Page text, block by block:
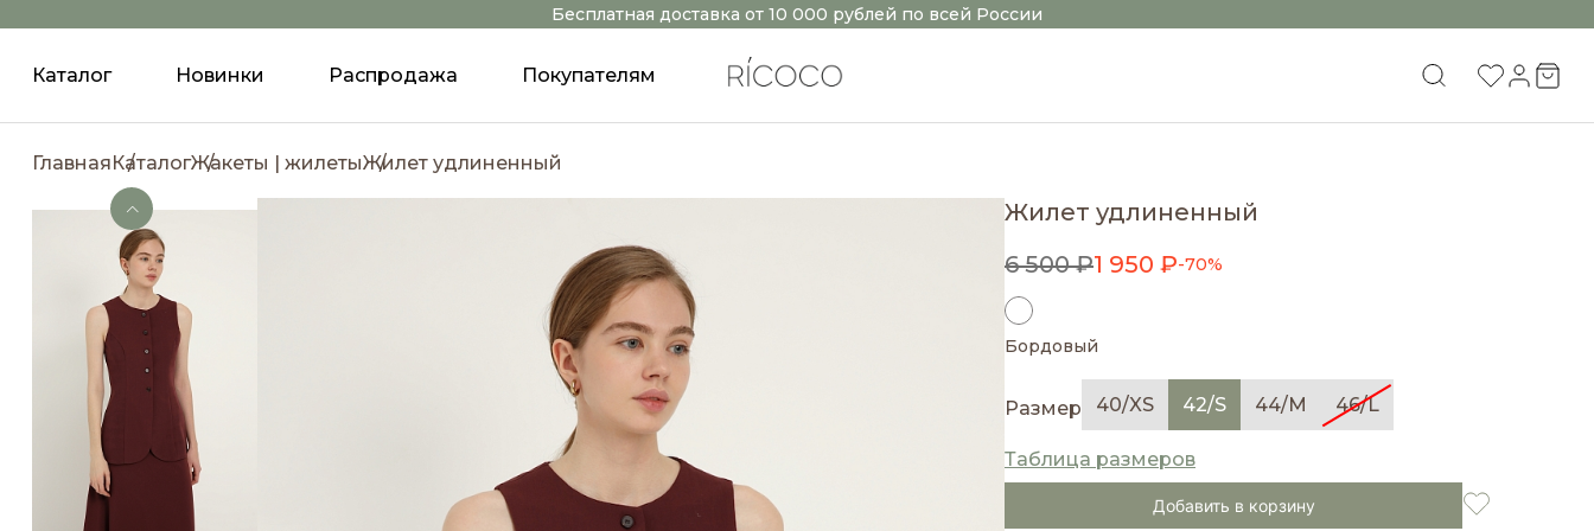
Бесплатная доставка от 10 000 рублей по всей России
Каталог Новинки Распродажа Покупателям
ГлавнаяКаталогЖакеты | жилетыЖилет удлиненный
Жилет удлиненный
6 500 ₽1 950 ₽-70%
Бордовый
Размер 40/XS 42/S 44/M 46/L
Таблица размеров
Добавить в корзину